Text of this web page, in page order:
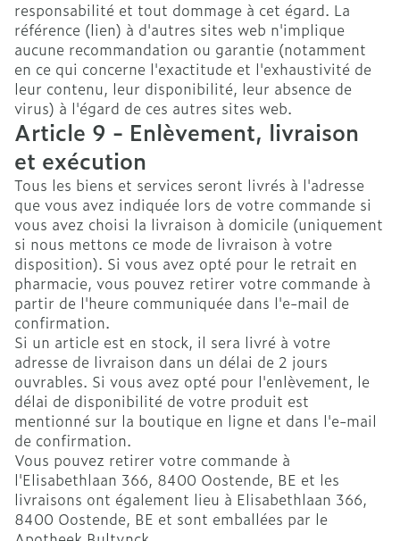
responsabilité et tout dommage à cet égard. La
référence (lien) à d'autres sites web n'implique
aucune recommandation ou garantie (notamment
en ce qui concerne l'exactitude et l'exhaustivité de
leur contenu, leur disponibilité, leur absence de
virus) à l'égard de ces autres sites web.
Article 9 - Enlèvement, livraison
et exécution
Tous les biens et services seront livrés à l'adresse
que vous avez indiquée lors de votre commande si
vous avez choisi la livraison à domicile (uniquement
si nous mettons ce mode de livraison à votre
disposition). Si vous avez opté pour le retrait en
pharmacie, vous pouvez retirer votre commande à
partir de l'heure communiquée dans l'e-mail de
confirmation.
Si un article est en stock, il sera livré à votre
adresse de livraison dans un délai de 2 jours
ouvrables. Si vous avez opté pour l'enlèvement, le
délai de disponibilité de votre produit est
mentionné sur la boutique en ligne et dans l'e-mail
de confirmation.
Vous pouvez retirer votre commande à
l'Elisabethlaan 366, 8400 Oostende, BE et les
livraisons ont également lieu à Elisabethlaan 366,
8400 Oostende, BE et sont emballées par le